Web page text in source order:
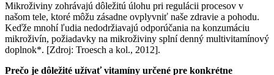
Mikroživiny zohrávajú dôležitú úlohu pri regulácii procesov v
našom tele, ktoré môžu zásadne ovplyvniť naše zdravie a pohodu.
Keďže mnohí ľudia nedodržiavajú odporúčania na konzumáciu
mikroživín, požiadavky na mikroživiny splní denný multivitamínový
doplnok*. [Zdroj: Troesch a kol., 2012].
Prečo je dôležité užívať vitamíny určené pre konkrétne